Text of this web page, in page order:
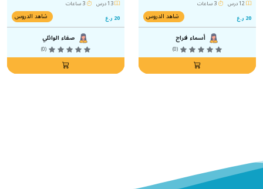
20 ر.ع
شاهد الدروس
أسماء فراج
(0)
20 ر.ع
شاهد الدروس
صفاء الوائلي
(0)